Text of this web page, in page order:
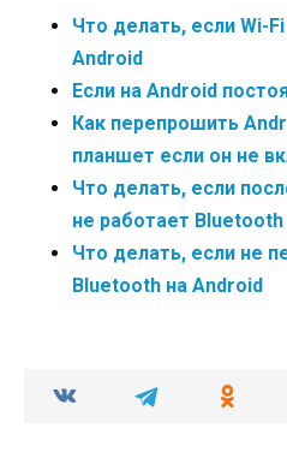
Что делать, если Wi-
Android
Если на Android
Как перепрошить
планшет если он не
Что делать, если
не работает Bluetooth
Что делать, если не
Bluetooth на Android